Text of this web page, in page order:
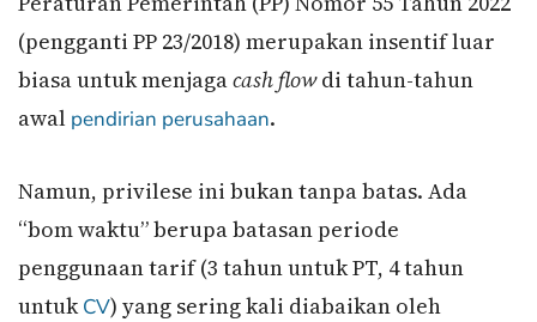
(pengganti PP 23/2018) merupakan insentif luar
biasa untuk menjagacash flowdi tahun-tahun
awal pendirian perusahaan.
Namun, privilese ini bukan tanpa batas. Ada
“bom waktu” berupa batasan periode
penggunaan tarif (3 tahun untuk PT, 4 tahun
untukCV) yang sering kali diabaikan oleh